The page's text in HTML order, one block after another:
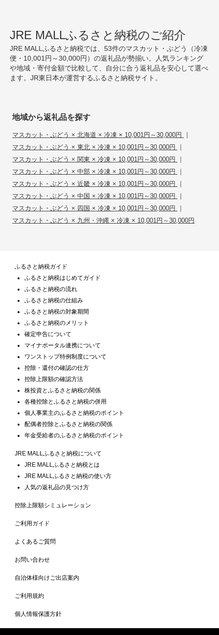
JRE MALLふるさと納税のご紹介
JRE MALLふるさと納税では、53件のマスカット・ぶどう（冷凍
便・10,001円～30,000円）の返礼品が勢揃い。人気ランキング
や地域・寄付金額で比較して、自分に合う返礼品を安心して選べ
ます。JR東日本が運営するふるさと納税サイト。
地域から返礼品を探す
マスカット・ぶどう × 北海道 × 冷凍 × 10,001円～30,000円 |
マスカット・ぶどう × 東北 × 冷凍 × 10,001円～30,000円 |
マスカット・ぶどう × 関東 × 冷凍 × 10,001円～30,000円 |
マスカット・ぶどう × 中部 × 冷凍 × 10,001円～30,000円 |
マスカット・ぶどう × 近畿 × 冷凍 × 10,001円～30,000円 |
マスカット・ぶどう × 中国 × 冷凍 × 10,001円～30,000円 |
マスカット・ぶどう × 四国 × 冷凍 × 10,001円～30,000円 |
マスカット・ぶどう × 九州・沖縄 × 冷凍 × 10,001円～30,000円
ふるさと納税ガイド
ふるさと納税はじめてガイド
ふるさと納税の流れ
ふるさと納税の仕組み
ふるさと納税の対象期間
ふるさと納税のメリット
確定申告について
マイナポータル連携について
ワンストップ特例制度について
控除・還付の確認の仕方
控除上限額の確認方法
株投資とふるさと納税の関係
各種控除とふるさと納税の併用
個人事業主のふるさと納税のポイント
配偶者控除とふるさと納税の関係
年金受給者のふるさと納税のポイント
JRE MALLふるさと納税について
JRE MALLふるさと納税とは
JRE MALLふるさと納税の使い方
人気の返礼品の見つけ方
控除上限額シミュレーション
ご利用ガイド
よくあるご質問
お問い合わせ
自治体様向けご出店案内
ご利用規約
個人情報保護方針